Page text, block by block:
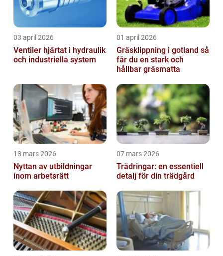
03 april 2026
Ventiler hjärtat i hydraulik
och industriella system
01 april 2026
Gräsklippning i gotland så
får du en stark och
hållbar gräsmatta
13 mars 2026
Nyttan av utbildningar
inom arbetsrätt
07 mars 2026
Trädringar: en essentiell
detalj för din trädgård